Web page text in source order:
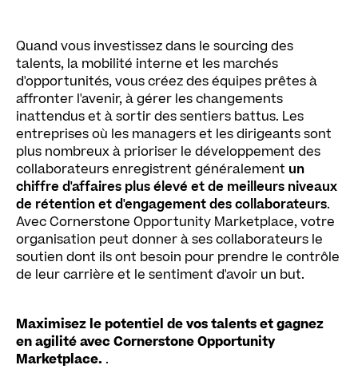
Quand vous investissez dans le sourcing des
talents, la mobilité interne et les marchés
d'opportunités, vous créez des équipes prêtes à
affronter l'avenir, à gérer les changements
inattendus et à sortir des sentiers battus. Les
entreprises où les managers et les dirigeants sont
plus nombreux à prioriser le développement des
collaborateurs enregistrent généralement un
chiffre d'affaires plus élevé et de meilleurs niveaux
de rétention et d'engagement des collaborateurs.
Avec Cornerstone Opportunity Marketplace, votre
organisation peut donner à ses collaborateurs le
soutien dont ils ont besoin pour prendre le contrôle
de leur carrière et le sentiment d'avoir un but.
Maximisez le potentiel de vos talents et gagnez
en agilité avec Cornerstone Opportunity
Marketplace. .